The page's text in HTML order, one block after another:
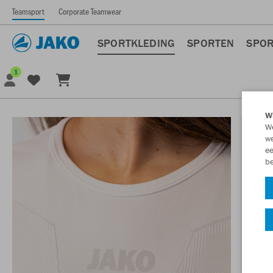
Teamsport Corporate Teamwear
SPORTKLEDING SPORTEN
1